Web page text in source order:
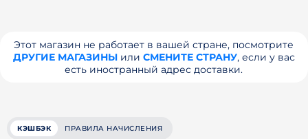
Этот магазин не работает в вашей стране, посмотрите
ДРУГИЕ МАГАЗИНЫили СМЕНИТЕ СТРАНУ, если у вас
есть иностранный адрес доставки.
КЭШБЭК ПРАВИЛА НАЧИСЛЕНИЯ